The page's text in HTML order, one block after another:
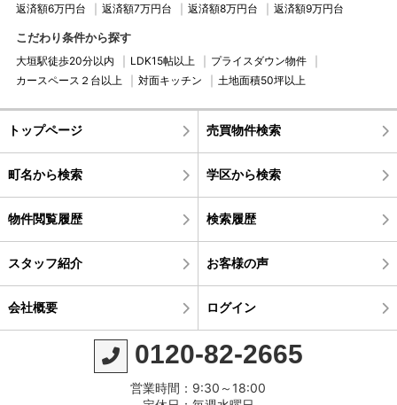
返済額6万円台 返済額7万円台 返済額8万円台 返済額9万円台
こだわり条件から探す
大垣駅徒歩20分以内 LDK15帖以上
プライスダウン物件
カースペース２台以上
対面キッチン 土地面積50坪以上
トップページ 売買物件検索
町名から検索 学区から検索
物件閲覧履歴 検索履歴
スタッフ紹介 お客様の声
会社概要 ログイン
0120-82-2665
営業時間：9:30～18:00